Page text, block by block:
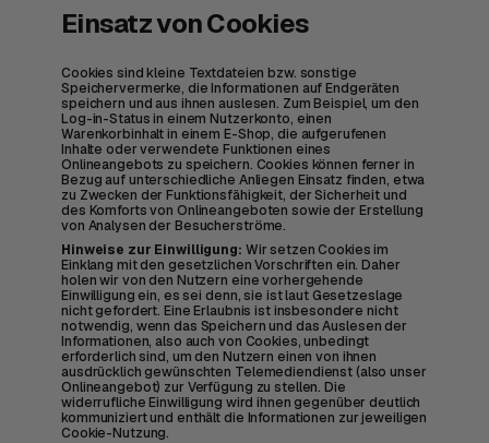
Einsatz von Cookies
Cookies sind kleine Textdateien bzw. sonstige
Speichervermerke, die Informationen auf Endgeräten
speichern und aus ihnen auslesen. Zum Beispiel, um den
Log-in-Status in einem Nutzerkonto, einen
Warenkorbinhalt in einem E-Shop, die aufgerufenen
Inhalte oder verwendete Funktionen eines
Onlineangebots zu speichern. Cookies können ferner in
Bezug auf unterschiedliche Anliegen Einsatz finden, etwa
zu Zwecken der Funktionsfähigkeit, der Sicherheit und
des Komforts von Onlineangeboten sowie der Erstellung
von Analysen der Besucherströme.
Hinweise zur Einwilligung: Wir setzen Cookies im
Einklang mit den gesetzlichen Vorschriften ein. Daher
holen wir von den Nutzern eine vorhergehende
Einwilligung ein, es sei denn, sie ist laut Gesetzeslage
nicht gefordert. Eine Erlaubnis ist insbesondere nicht
notwendig, wenn das Speichern und das Auslesen der
Informationen, also auch von Cookies, unbedingt
erforderlich sind, um den Nutzern einen von ihnen
ausdrücklich gewünschten Telemediendienst (also unser
Onlineangebot) zur Verfügung zu stellen. Die
widerrufliche Einwilligung wird ihnen gegenüber deutlich
kommuniziert und enthält die Informationen zur jeweiligen
Cookie-Nutzung.